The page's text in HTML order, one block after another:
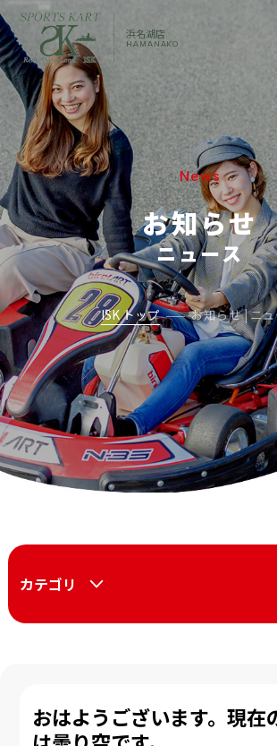
浜名湖店
HAMANAKO
News
お知らせ
ニュース
ISK トップ お知らせ | ニュ
カテゴリ
おはようございます。現在